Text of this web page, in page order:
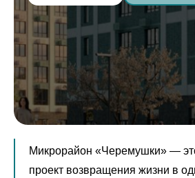
Микрорайон «Черемушки» —
проект возвращения жизни в